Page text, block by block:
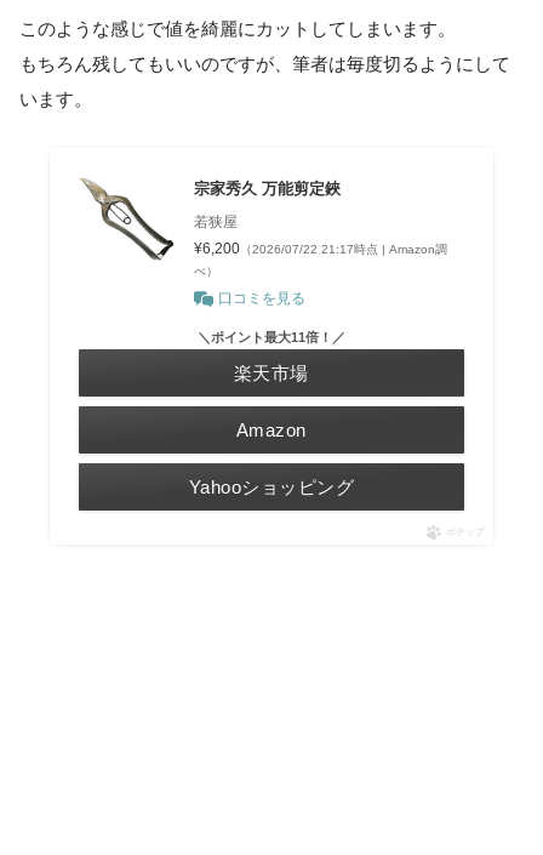
このような感じで値を綺麗にカットしてしまいます。
もちろん残してもいいのですが、筆者は毎度切るようにして
います。
宗家秀久 万能剪定鋏
若狭屋
¥6,200 （2026/07/22 21:17時点 | Amazon調
べ）
口コミを見る
Amazon
＼ポイント最大11倍！／
楽天市場
Yahooショッピング
ポチップ